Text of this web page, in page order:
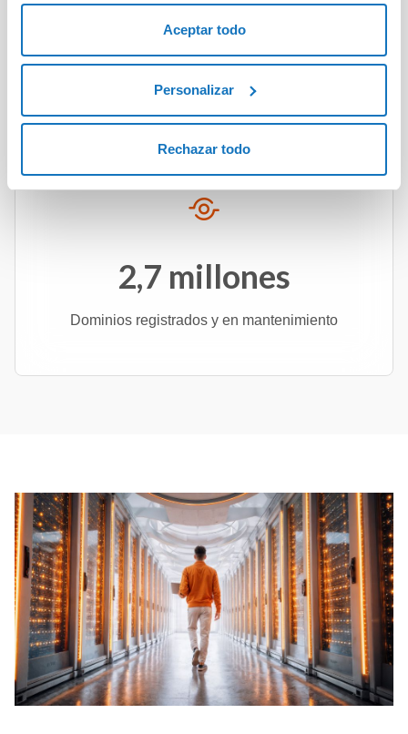
Aceptar todo
Personalizar
Rechazar todo
9,8 millones
Cuentas de correo electrónico gestionadas
2,7 millones
Dominios registrados y en mantenimiento